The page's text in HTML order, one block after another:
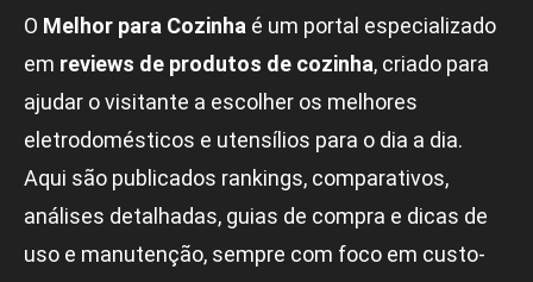
O Melhor para Cozinha é um portal especializado
em reviews de produtos de cozinha, criado para
ajudar o visitante a escolher os melhores
eletrodomésticos e utensílios para o dia a dia.
Aqui são publicados rankings, comparativos,
análises detalhadas, guias de compra e dicas de
uso e manutenção, sempre com foco em custo-